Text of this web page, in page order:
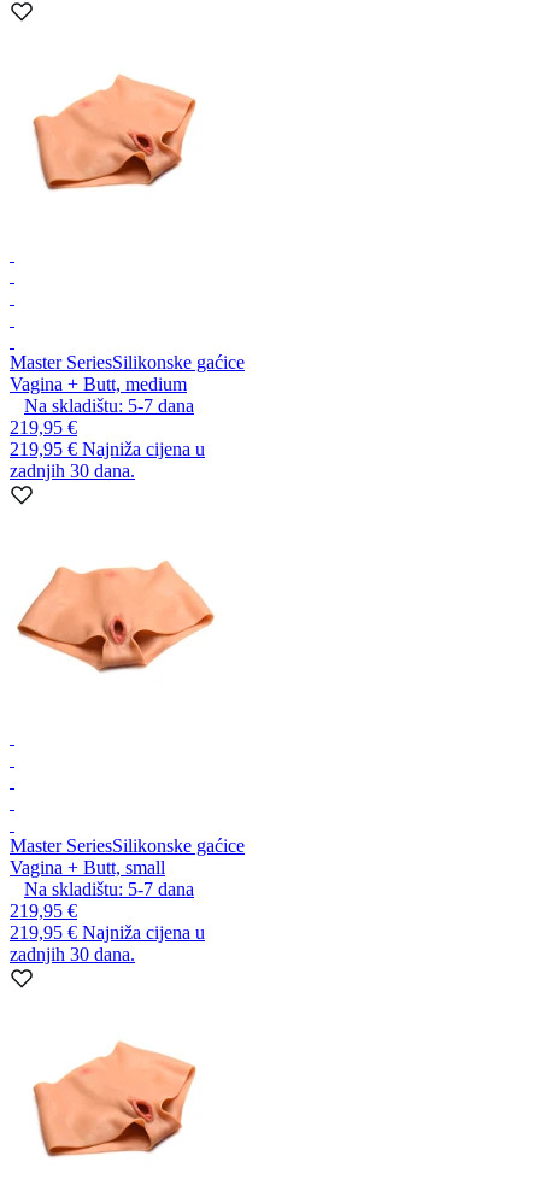
Master SeriesSilikonske gaćice
Vagina + Butt, medium
Na skladištu: 5-7 dana
219,95 €
219,95 € Najniža cijena u
zadnjih 30 dana.
Master SeriesSilikonske gaćice
Vagina + Butt, small
Na skladištu: 5-7 dana
219,95 €
219,95 € Najniža cijena u
zadnjih 30 dana.